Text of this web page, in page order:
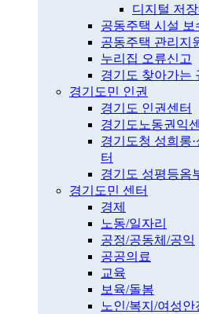
디지털 저
공동주택 시설
공동주택 관리지
누리집 오류신고
경기도 찾아가는
경기도민 인권
경기도 인권센터
경기도노동권익
경기도청 성희롱
터
경기도 성평등옴
경기도민 센터
경제
노동/일자리
공정/공동체/공익
공공의료
교육
보육/돌봄
노인/복지/여성안